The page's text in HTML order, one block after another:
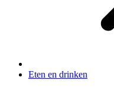
Eten en drinken